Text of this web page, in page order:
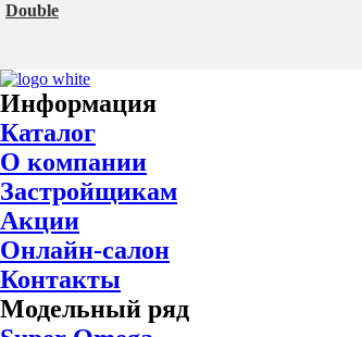
Double
Информация
Каталог
О компании
Застройщикам
Акции
Онлайн-салон
Контакты
Модельный ряд